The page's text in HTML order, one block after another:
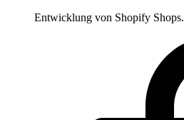
Entwicklung von Shopify Shops.